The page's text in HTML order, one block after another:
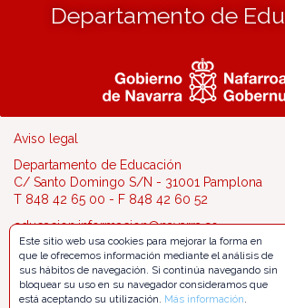
Departamento de
Aviso legal
Departamento de Educación
C/ Santo Domingo S/N - 31001 Pamplona
T 848 42 65 00 - F 848 42 60 52
educacion.informacion@navarra.es
Este sitio web usa cookies para mejorar la forma en
que le ofrecemos información mediante el análisis de
sus hábitos de navegación. Si continúa navegando sin
bloquear su uso en su navegador consideramos que
está aceptando su utilización. Más información.